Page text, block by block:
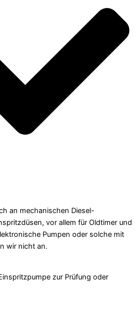
an mechanischen Diesel-
vor allem für Oldtimer und
Pumpen oder solche mit
wir nicht an.
zur Prüfung oder